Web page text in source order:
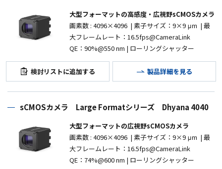
大型フォーマットの高感度・広視野sCMOSカメラ
画素数 : 4096×4096 | 素子サイズ：9×9 μm | 最
大フレームレート：16.5fps@CameraLink
QE：90%@550 nm | ローリングシャッター
検討リストに追加する 製品詳細を見る
sCMOSカメラ Large Formatシリーズ Dhyana 4040
大型フォーマットの広視野sCMOSカメラ
画素数 : 4096×4096 | 素子サイズ：9×9 μm | 最
大フレームレート：16.5fps@CameraLink
QE：74%@600 nm | ローリングシャッター